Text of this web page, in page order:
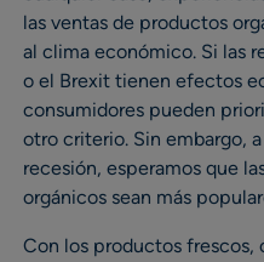
las ventas de productos
al clima económico. Si las
o el Brexit tienen efectos
consumidores pueden
otro criterio. Sin embargo,
recesión, esperamos que
orgánicos sean más
Con los productos frescos,